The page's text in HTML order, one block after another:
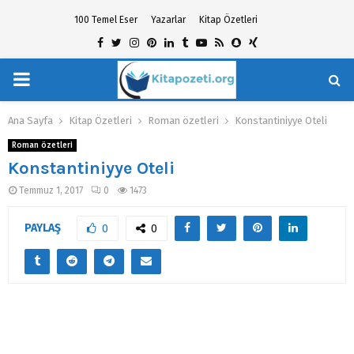
100 Temel Eser Yazarlar Kitap Özetleri
Facebook
TwitterInstagram
Pinterest
Linkedin
TumblrYoutube
RssSnapchat
Xing
PRIMARY
MENU
Ana Sayfa Kitap Özetleri Roman özetleri Konstantiniyye Oteli
Roman özetleri
Konstantiniyye Oteli
Temmuz 1, 2017 0 1473
PAYLAŞ 0 0